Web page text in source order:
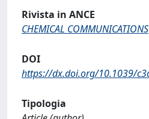
Rivista in ANCE
CHEMICAL COMMUNICATIONS
DOI
https://dx.doi.org/10.1039/
Tipologia